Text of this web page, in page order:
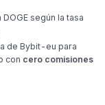
según la tasa
de Bybit-eu para
con cero comisiones